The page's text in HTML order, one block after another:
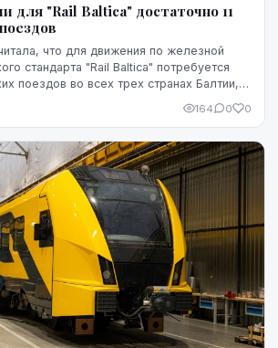
для "Rail Balticа" достаточно 11
что для движения по железной
стандарта "Rail Balticа" потребуется
поездов во всех трех странах Балтии,
164 0 0